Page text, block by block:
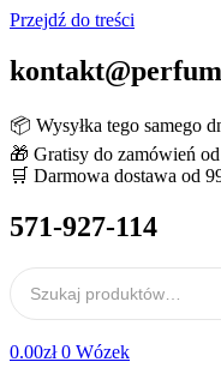
Przejdź do treści
📦 Wysyłka tego samego
🎁 Gratisy do zamówień od
🛒 Darmowa dostawa od
571-927-114
0.00zł 0 Wózek